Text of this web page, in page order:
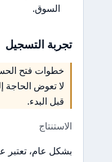
السوق.
تجربة التسجيل
خطوات فتح
لا تعوض الحاجة
قبل البدء.
الاستنتاج